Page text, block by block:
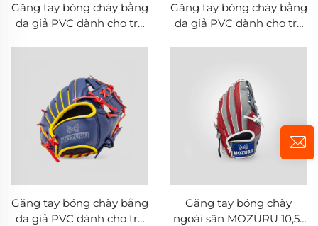
Găng tay bóng chày bằng
da giả PVC dành cho trẻ
Găng tay bóng chày bằng
da giả PVC dành cho trẻ
Găng tay bóng chày bằng
da giả PVC dành cho trẻ
Găng tay bóng chày
ngoài sân MOZURU 10,5"